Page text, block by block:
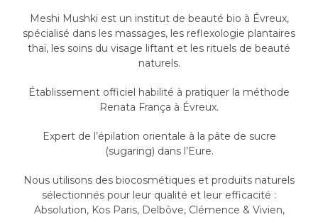
Meshi Mushki est un institut de beauté bio à Évreux,
spécialisé dans les massages, les reflexologie plantaires
thaï, les soins du visage liftant et les rituels de beauté
naturels.
Établissement officiel habilité à pratiquer la méthode
Renata França à Évreux.
Expert de l’épilation orientale à la pâte de sucre
(sugaring) dans l’Eure.
Nous utilisons des biocosmétiques et produits naturels
sélectionnés pour leur qualité et leur efficacité :
Absolution, Kos Paris, Delbôve, Clémence & Vivien,